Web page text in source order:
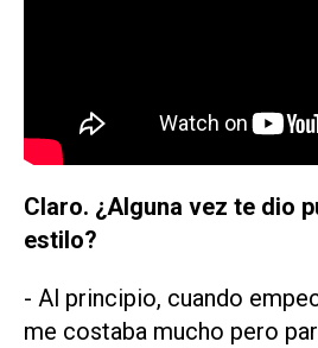
Claro. ¿Alguna vez te dio
estilo?
- Al principio, cuando
me costaba mucho pero